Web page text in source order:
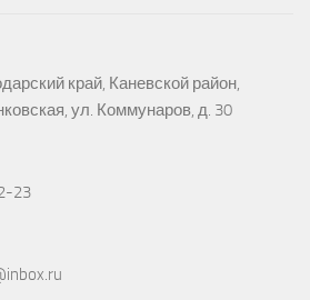
край, Каневской район,
ул. Коммунаров, д. 30
23